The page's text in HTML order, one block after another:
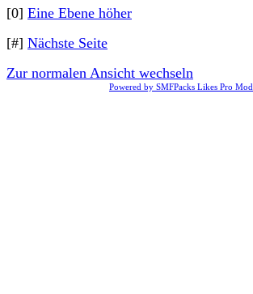
[0] Eine Ebene höher
[#] Nächste Seite
Zur normalen Ansicht wechseln
Powered by SMFPacks Likes Pro Mod